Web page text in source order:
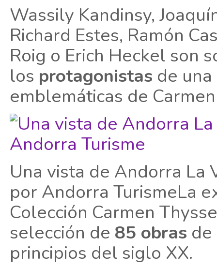
Wassily Kandinsy,
Richard Estes, Ramón
Roig o Erich Heckel son
los protagonistas de
emblemáticas de
Una vista de Andorra La
por Andorra TurismeLa
Colección Carmen
selección de 85 obras
principios del siglo XX.